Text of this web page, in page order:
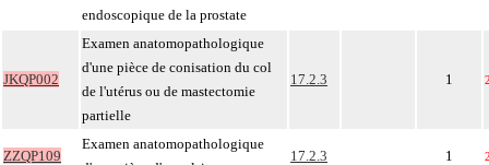
endoscopique de la prostate
JKQP002
Examen anatomopathologique
d'une pièce de conisation du col
de l'utérus ou de mastectomie
partielle
17.2.3 1
ZZQP109
Examen anatomopathologique
17.2.3 1